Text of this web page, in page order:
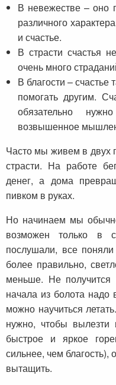
В невежестве – оно
различного
и счастье.
В страсти счастья
очень много
В благости – счастье
помогать другим.
обязательно
возвышенное
Часто мы живем в двух
страсти. На работе
денег, а дома
пивком в руках.
Но начинаем мы
возможен только в
послушали, все
более правильно,
меньше. Не получится
начала из болота надо
можно научиться
нужно, чтобы вылезти
быстрое и яркое
сильнее, чем
вытащить.